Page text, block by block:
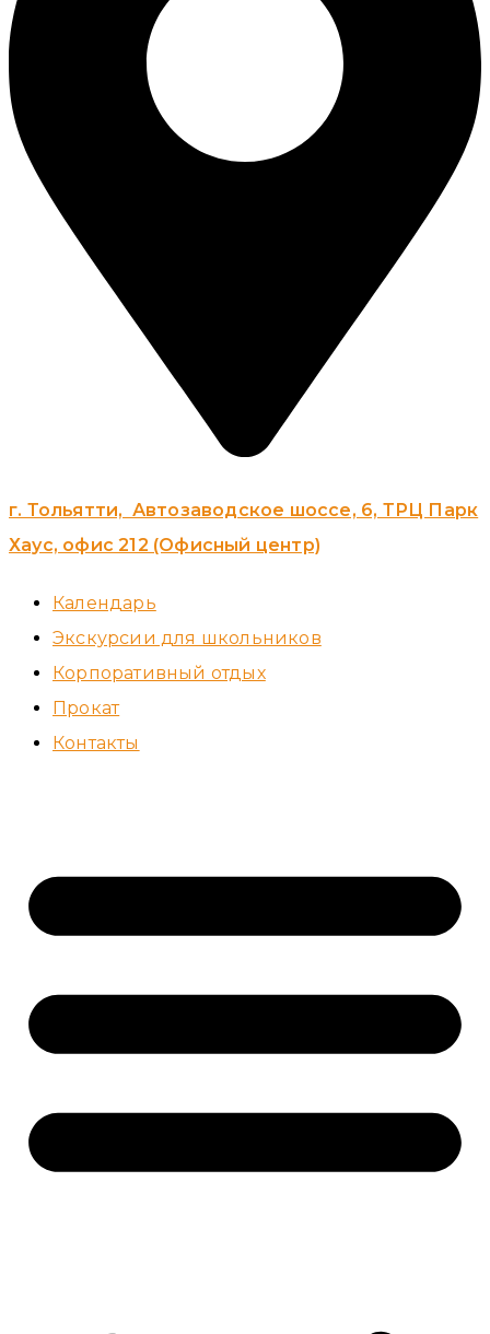
г. Тольятти, Автозаводское шоссе, 6, ТРЦ Парк
Хаус, офис 212 (Офисный центр)
Календарь
Экскурсии для школьников
Корпоративный отдых
Прокат
Контакты